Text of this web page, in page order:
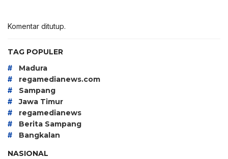
Komentar ditutup.
TAG POPULER
# Madura
# regamedianews.com
# Sampang
# Jawa Timur
# regamedianews
# Berita Sampang
#
Bangkalan
NASIONAL